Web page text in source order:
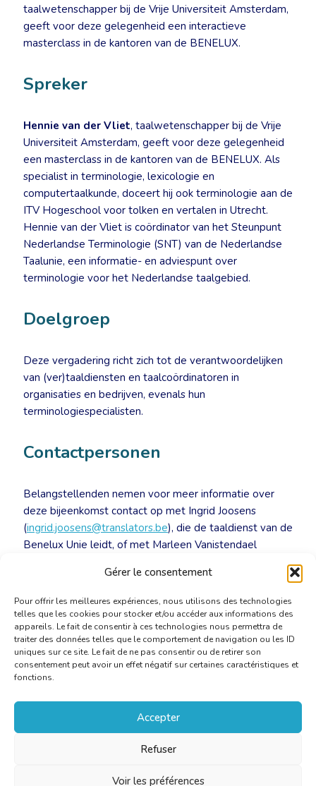
Gérer le consentement
Pour offrir les meilleures expériences, nous utilisons des technologies
telles que les cookies pour stocker et/ou accéder aux informations des
appareils. Le fait de consentir à ces technologies nous permettra de
traiter des données telles que le comportement de navigation ou les ID
uniques sur ce site. Le fait de ne pas consentir ou de retirer son
consentement peut avoir un effet négatif sur certaines caractéristiques et
fonctions.
Accepter
Refuser
Voir les préférences
taalwetenschapper bij de Vrije Universiteit Amsterdam,
geeft voor deze gelegenheid een interactieve
masterclass in de kantoren van de BENELUX.
Spreker
Hennie van der Vliet, taalwetenschapper bij de Vrije
Universiteit Amsterdam, geeft voor deze gelegenheid
een masterclass in de kantoren van de BENELUX. Als
specialist in terminologie, lexicologie en
computertaalkunde, doceert hij ook terminologie aan de
ITV Hogeschool voor tolken en vertalen in Utrecht.
Hennie van der Vliet is coördinator van het Steunpunt
Nederlandse Terminologie (SNT) van de Nederlandse
Taalunie, een informatie- en adviespunt over
terminologie voor het Nederlandse taalgebied.
Doelgroep
Deze vergadering richt zich tot de verantwoordelijken
van (ver)taaldiensten en taalcoördinatoren in
organisaties en bedrijven, evenals hun
terminologiespecialisten.
Contactpersonen
Belangstellenden nemen voor meer informatie over
deze bijeenkomst contact op met Ingrid Joosens
(ingrid.joosens@translators.be), die de taaldienst van de
Benelux Unie leidt, of met Marleen Vanistendael
vertaalwerk bij SD Worx (Antwerpen) coördineert.